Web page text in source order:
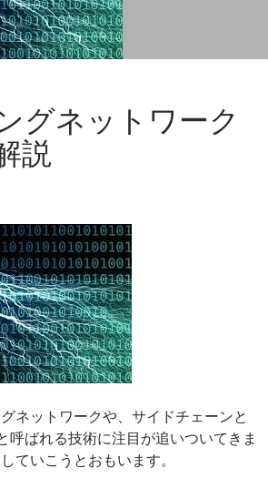
グネットワーク
説
ネットワークや、サイドチェーンと
呼ばれる技術に注目が追いついてきま
ていこうとおもいます。